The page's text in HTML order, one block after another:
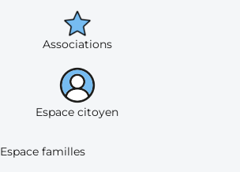
Associations
Espace citoyen
Espace familles